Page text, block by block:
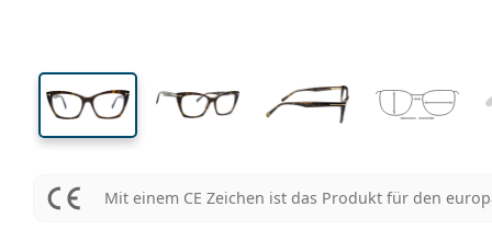
Mit einem CE Zeichen ist das Produkt für den